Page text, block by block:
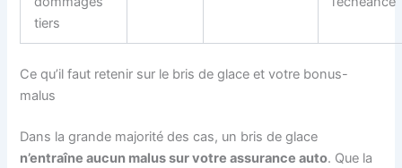
tiers
Ce qu’il faut retenir sur le bris de glace et votre bonus-
malus
Dans la grande majorité des cas, un bris de glace
n’entraîne aucun malus sur votre assurance auto. Que la